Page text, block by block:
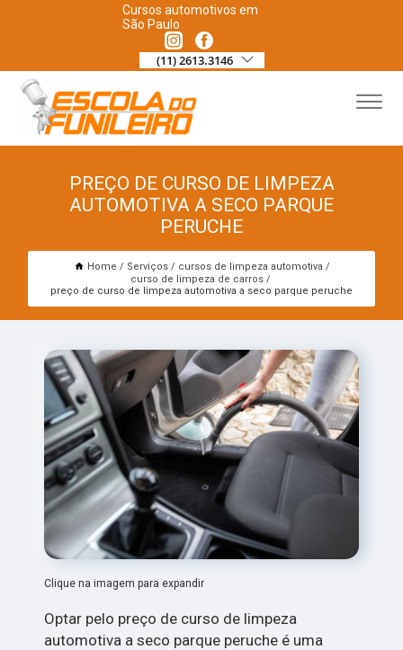
Cursos automotivos em
São Paulo
(11) 2613.3146
PREÇO DE CURSO DE LIMPEZA
AUTOMOTIVA A SECO PARQUE
PERUCHE
Home Serviços
cursos de limpeza automotiva
curso de limpeza de carros
preço de curso de limpeza automotiva a seco parque peruche
Clique na imagem para expandir
Optar pelo preço de curso de limpeza
automotiva a seco parque peruche é uma